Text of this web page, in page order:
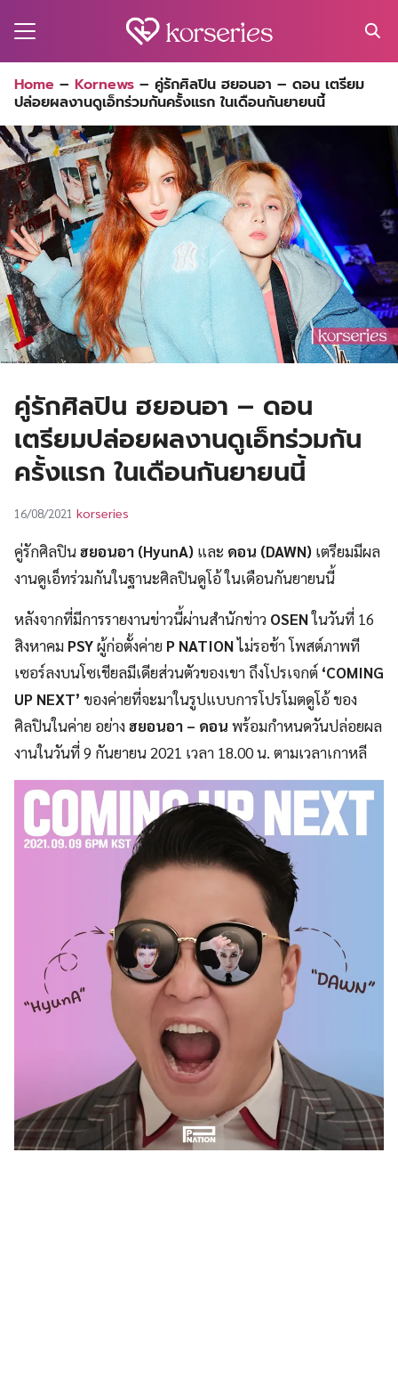
for:
Home – Kornews – คู่รักศิลปิน ฮยอนอา – ดอน เตรียม
ปล่อยผลงานดูเอ็ทร่วมกันครั้งแรก ในเดือนกันยายนนี้
คู่รักศิลปิน ฮยอนอา – ดอน
เตรียมปล่อยผลงานดูเอ็ทร่วมกัน
ครั้งแรก ในเดือนกันยายนนี้
16/08/2021 korseries
คู่รักศิลปินฮยอนอา (HyunA) และ ดอน (DAWN) เตรียมมีผล
งานดูเอ็ทร่วมกันในฐานะศิลปินดูโอ้ ในเดือนกันยายนนี้
หลังจากที่มีการรายงานข่าวนี้ผ่านสำนักข่าว OSENในวันที่ 16
สิงหาคม PSYผู้ก่อตั้งค่าย P NATIONไม่รอช้า โพสต์ภาพที
เซอร์ลงบนโซเชียลมีเดียส่วนตัวของเขา ถึงโปรเจกต์ ‘COMING
UP NEXT’ ของค่ายที่จะมาในรูปแบบการโปรโมตดูโอ้ ของ
ศิลปินในค่าย อย่างฮยอนอา – ดอน พร้อมกำหนดวันปล่อยผล
งานในวันที่ 9 กันยายน 2021 เวลา 18.00 น. ตามเวลาเกาหลี